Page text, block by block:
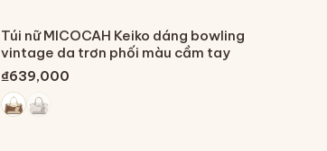
Túi nữ MICOCAH Keiko dáng bowling
vintage da trơn phối màu cầm tay
₫639,000